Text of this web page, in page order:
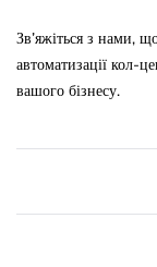
Зв’яжіться з нами,
автоматизації кол-
вашого бізнесу.